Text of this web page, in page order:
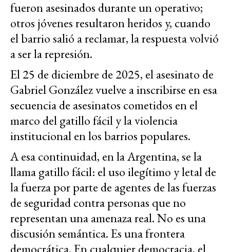
fueron asesinados durante un operativo;
otros jóvenes resultaron heridos y, cuando
el barrio salió a reclamar, la respuesta volvió
a ser la represión.
El 25 de diciembre de 2025, el asesinato de
Gabriel González vuelve a inscribirse en esa
secuencia de asesinatos cometidos en el
marco del gatillo fácil y la violencia
institucional en los barrios populares.
A esa continuidad, en la Argentina, se la
llama gatillo fácil: el uso ilegítimo y letal de
la fuerza por parte de agentes de las fuerzas
de seguridad contra personas que no
representan una amenaza real. No es una
discusión semántica. Es una frontera
democrática. En cualquier democracia, el